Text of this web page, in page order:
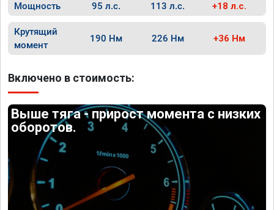
Мощность 95 л.с. 113 л.с. +18 л.с.
Крутящий
момент
190 Нм 226 Нм +36 Нм
Включено в стоимость:
Выше тяга - прирост момента с низких
оборотов.